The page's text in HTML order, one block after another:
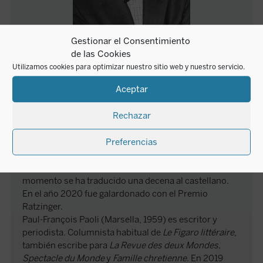
Gestionar el Consentimiento
de las Cookies
Utilizamos cookies para optimizar nuestro sitio web y nuestro servicio.
Aceptar
Rechazar
Preferencias
Jean-Luc Marion
Jean-Luc Marion (Meudon, 1946), filósofo, miembro
de la Academia Francesa, es autor de una obra
internacionalmente reconocida que se ha
desarrollado principalmente en los ámbitos de la
historia de la filosofía, la fenomenología y la teología.
momento se ha traducido una decena al castellano.
En el año 2020 fue galardonado con el Premio
Ratzinger.
Paul-François Paoli (Marsella, 1959) es escritor y
periodista. Columnista habitual de Le Figaro littéraire,
también escribe para La Revue des deux Mondes,
Spectacle du Mondey Famille chretienne. En 2019